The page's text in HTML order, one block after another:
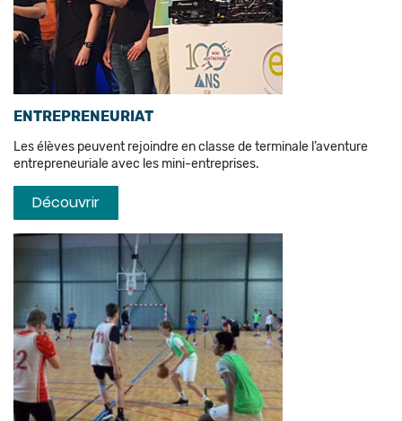
ENTREPRENEURIAT
Les élèves peuvent rejoindre en classe de terminale l’aventure
entrepreneuriale avec les mini-entreprises.
Découvrir